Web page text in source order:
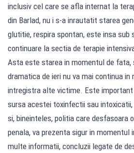
inclusiv cel care se afla internat la
din Barlad, nu i s-a inrautatit starea
glutitie, respira spontan, este insa sub
continuare la sectia de terapie
Asta este starea in momentul de fata,
dramatica de ieri nu va mai continua in
intregistra alte victime. Este
sursa acestei toxinfectii sau
si, bineinteles, politia care desfasoara
penala, va prezenta sigur in momentul
multe informatii, concluzii legate de